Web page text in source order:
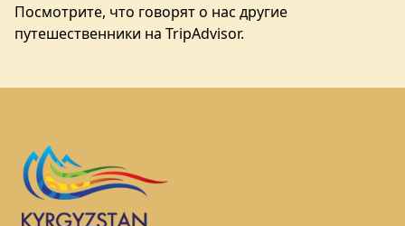
Посмотрите, что говорят о нас другие
путешественники на TripAdvisor.